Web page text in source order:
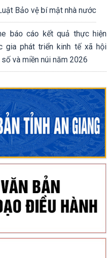
Bảo vệ bí mật nhà nước
báo cáo kết quả thực hiện
gia phát triển kinh tế xã hội
và miền núi năm 2026